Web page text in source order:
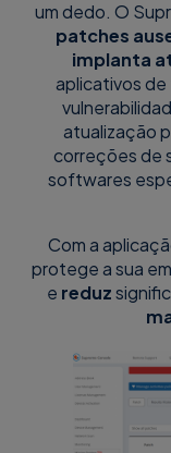
um dedo. O
patches
implanta
aplicativos
atualização
correções de
softwares
Com a
protege a sua
e reduz